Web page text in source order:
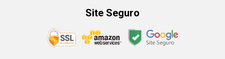
Site Seguro